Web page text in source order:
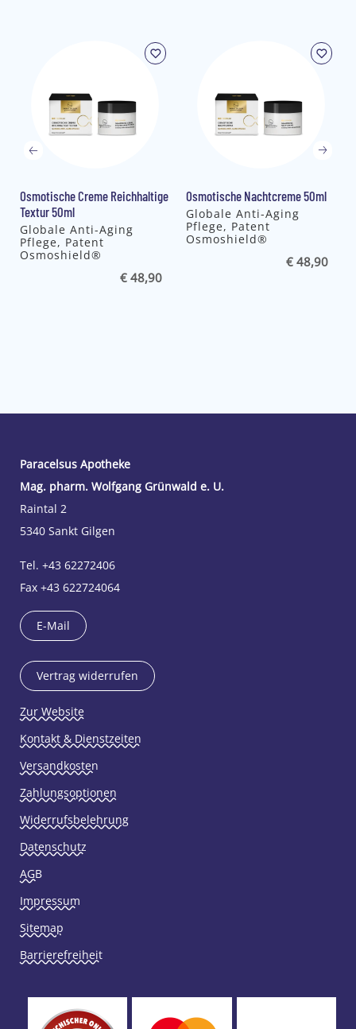
Osmotische Creme Reichhaltige
Textur 50ml
Globale Anti-Aging
Pflege, Patent
Osmoshield®
€ 48,90
Osmotische Nachtcreme 50ml
Globale Anti-Aging
Pflege, Patent
Osmoshield®
€ 48,90
Paracelsus Apotheke
Mag. pharm. Wolfgang Grünwald e. U.
Raintal 2
5340 Sankt Gilgen
Tel. +43 62272406
Fax +43 622724064
E-Mail
Vertrag widerrufen
Zur Website
Kontakt & Dienstzeiten
Versandkosten
Zahlungsoptionen
Widerrufsbelehrung
Datenschutz
AGB
Impressum
Sitemap
Barrierefreiheit